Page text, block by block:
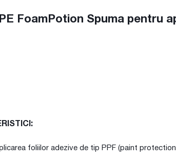
FoamPotion Spuma pentru
foliilor adezive de tip PPF (paint